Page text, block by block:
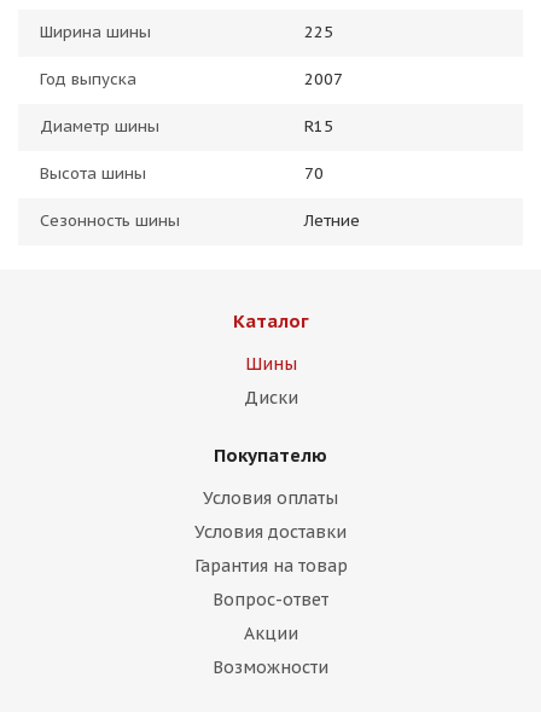
Ширина шины 225
Год выпуска 2007
Диаметр шины R15
Высота шины 70
Сезонность шины Летние
Каталог
Шины
Диски
Покупателю
Условия оплаты
Условия доставки
Гарантия на товар
Вопрос-ответ
Акции
Возможности